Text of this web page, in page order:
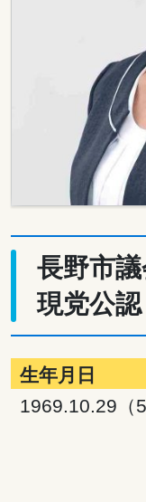
長野市
現党公認
生年月日
1969.10.29（